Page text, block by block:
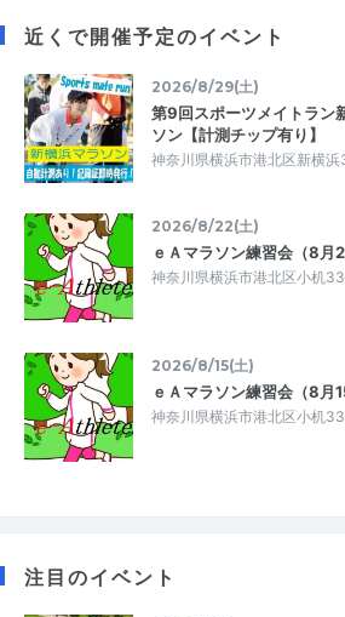
近くで開催予定のイベント
2026/8/29(土)
第9回スポーツメイトラン
ソン【計測チップ有り】
神奈川県横浜市港北区新横浜
2026/8/22(土)
ｅＡマラソン練習会（8月
神奈川県横浜市港北区小机
2026/8/15(土)
ｅＡマラソン練習会（8月
神奈川県横浜市港北区小机
注目のイベント